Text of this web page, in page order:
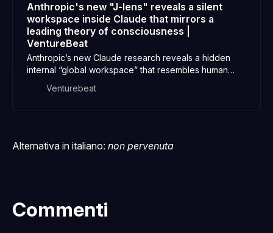
Anthropic's new "J-lens" reveals a silent
workspace inside Claude that mirrors a
leading theory of consciousness |
VentureBeat
Anthropic’s new Claude research reveals a hidden
internal “global workspace” that resembles human
AI reasoning, interpretability, safety, and machine
Venturebeat
Alternativa in italiano: non pervenuta
Commenti